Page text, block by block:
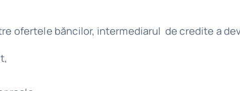
ofertele băncilor, intermediarul de credite a